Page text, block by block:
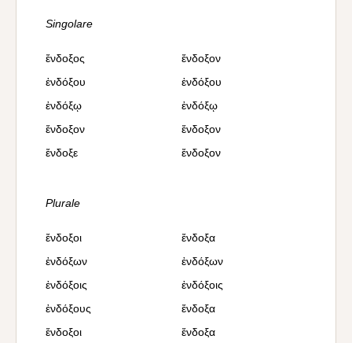
Singolare
ἔνδοξος
ἔνδοξον
ἐνδόξου
ἐνδόξου
ἐνδόξῳ
ἐνδόξῳ
ἔνδοξον
ἔνδοξον
ἔνδοξε
ἔνδοξον
Plurale
ἔνδοξοι
ἔνδοξα
ἐνδόξων
ἐνδόξων
ἐνδόξοις
ἐνδόξοις
ἐνδόξους
ἔνδοξα
ἔνδοξοι
ἔνδοξα